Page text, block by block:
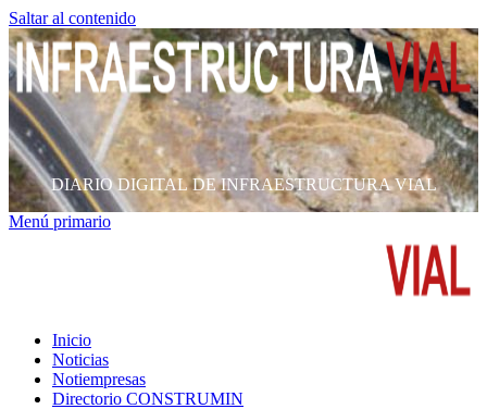
Saltar al contenido
DIARIO DIGITAL DE INFRAESTRUCTURA VIAL
Menú primario
Inicio
Noticias
Notiempresas
Directorio CONSTRUMIN